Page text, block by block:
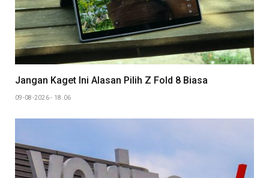
Jangan Kaget Ini Alasan Pilih Z Fold 8 Biasa
09-08-2026 - 18.06